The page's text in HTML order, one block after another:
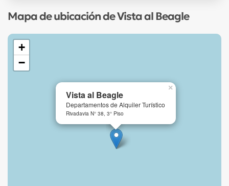
Mapa de ubicación de Vista al Beagle
Vista al Beagle
Departamentos de Alquiler Turístico
Rivadavia N° 38, 3° Piso
×
+
−